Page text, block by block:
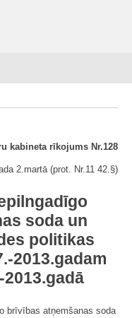
kabineta rīkojums Nr.128
2.martā (prot. Nr.11 42.§)
soda un
politikas
2013.gadam
brīvības atņemšanas soda